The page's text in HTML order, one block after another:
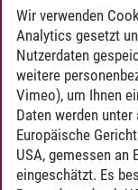
ohne CPs)-
Center:
Wir verwenden
Analytics gesetzt
Nutzerdaten
weitere
Vimeo), um Ihnen
Daten werden
Europäische
USA, gemessen an
eingeschätzt. Es